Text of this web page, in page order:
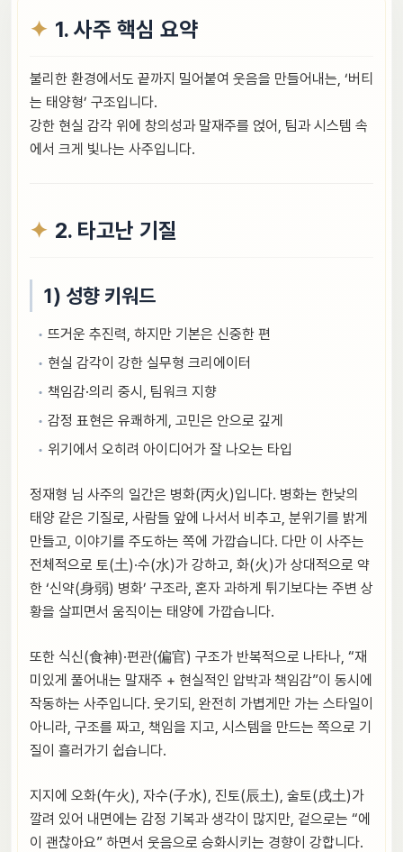
1. 사주 핵심 요약
불리한 환경에서도 끝까지 밀어붙여 웃음을 만들어내는, ‘버티
는 태양형’ 구조입니다.
강한 현실 감각 위에 창의성과 말재주를 얹어, 팀과 시스템 속
에서 크게 빛나는 사주입니다.
2. 타고난 기질
1) 성향 키워드
뜨거운 추진력, 하지만 기본은 신중한 편
현실 감각이 강한 실무형 크리에이터
책임감·의리 중시, 팀워크 지향
감정 표현은 유쾌하게, 고민은 안으로 깊게
위기에서 오히려 아이디어가 잘 나오는 타입
정재형 님 사주의 일간은 병화(丙火)입니다. 병화는 한낮의
태양 같은 기질로, 사람들 앞에 나서서 비추고, 분위기를 밝게
만들고, 이야기를 주도하는 쪽에 가깝습니다. 다만 이 사주는
전체적으로 토(土)·수(水)가 강하고, 화(火)가 상대적으로 약
한 ‘신약(身弱) 병화’ 구조라, 혼자 과하게 튀기보다는 주변 상
황을 살피면서 움직이는 태양에 가깝습니다.
또한 식신(食神)·편관(偏官) 구조가 반복적으로 나타나, “재
미있게 풀어내는 말재주 + 현실적인 압박과 책임감”이 동시에
작동하는 사주입니다. 웃기되, 완전히 가볍게만 가는 스타일이
아니라, 구조를 짜고, 책임을 지고, 시스템을 만드는 쪽으로 기
질이 흘러가기 쉽습니다.
지지에 오화(午火), 자수(子水), 진토(辰土), 술토(戌土)가
깔려 있어 내면에는 감정 기복과 생각이 많지만, 겉으로는 “에
이 괜찮아요” 하면서 웃음으로 승화시키는 경향이 강합니다.